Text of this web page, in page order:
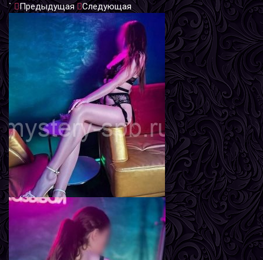
` Предыдущая Следующая